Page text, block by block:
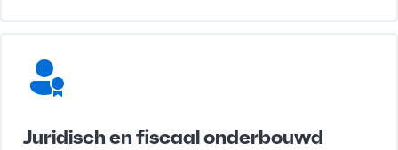
Juridisch en fiscaal onderbouwd